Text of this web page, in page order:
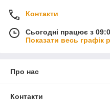
Контакти
Сьогодні працює з
Показати весь графік
Про нас
Контакти